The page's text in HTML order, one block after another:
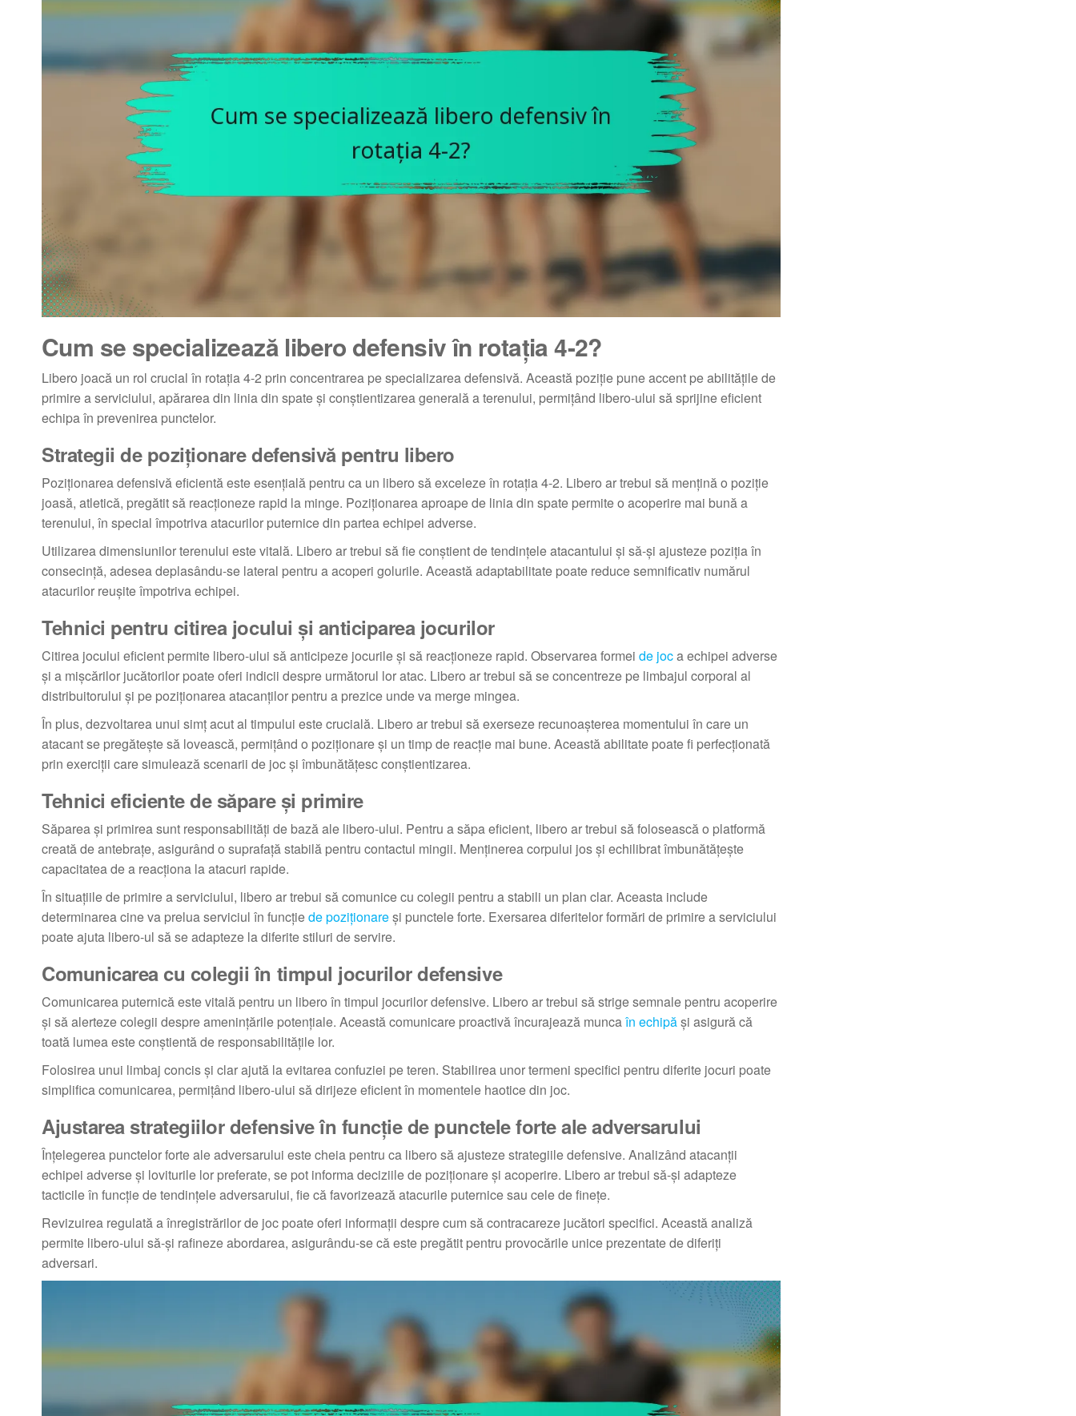
Cum se specializează libero defensiv în rotația 4-2?
Libero joacă un rol crucial în rotația 4-2 prin concentrarea pe specializarea defensivă. Această poziție pune accent pe abilitățile de
primire a serviciului, apărarea din linia din spate și conștientizarea generală a terenului, permițând libero-ului să sprijine eficient
echipa în prevenirea punctelor.
Strategii de poziționare defensivă pentru libero
Poziționarea defensivă eficientă este esențială pentru ca un libero să exceleze în rotația 4-2. Libero ar trebui să mențină o poziție
joasă, atletică, pregătit să reacționeze rapid la minge. Poziționarea aproape de linia din spate permite o acoperire mai bună a
terenului, în special împotriva atacurilor puternice din partea echipei adverse.
Utilizarea dimensiunilor terenului este vitală. Libero ar trebui să fie conștient de tendințele atacantului și să-și ajusteze poziția în
consecință, adesea deplasându-se lateral pentru a acoperi golurile. Această adaptabilitate poate reduce semnificativ numărul
atacurilor reușite împotriva echipei.
Tehnici pentru citirea jocului și anticiparea jocurilor
Citirea jocului eficient permite libero-ului să anticipeze jocurile și să reacționeze rapid. Observarea formei de joca echipei adverse
și a mișcărilor jucătorilor poate oferi indicii despre următorul lor atac. Libero ar trebui să se concentreze pe limbajul corporal al
distribuitorului și pe poziționarea atacanților pentru a prezice unde va merge mingea.
În plus, dezvoltarea unui simț acut al timpului este crucială. Libero ar trebui să exerseze recunoașterea momentului în care un
atacant se pregătește să lovească, permițând o poziționare și un timp de reacție mai bune. Această abilitate poate fi perfecționată
prin exerciții care simulează scenarii de joc și îmbunătățesc conștientizarea.
Tehnici eficiente de săpare și primire
Săparea și primirea sunt responsabilități de bază ale libero-ului. Pentru a săpa eficient, libero ar trebui să folosească o platformă
creată de antebrațe, asigurând o suprafață stabilă pentru contactul mingii. Menținerea corpului jos și echilibrat îmbunătățește
capacitatea de a reacționa la atacuri rapide.
În situațiile de primire a serviciului, libero ar trebui să comunice cu colegii pentru a stabili un plan clar. Aceasta include
determinarea cine va prelua serviciul în funcțiede poziționareși punctele forte. Exersarea diferitelor formări de primire a serviciului
poate ajuta libero-ul să se adapteze la diferite stiluri de servire.
Comunicarea cu colegii în timpul jocurilor defensive
Comunicarea puternică este vitală pentru un libero în timpul jocurilor defensive. Libero ar trebui să strige semnale pentru acoperire
și să alerteze colegii despre amenințările potențiale. Această comunicare proactivă încurajează muncaîn echipăși asigură că
toată lumea este conștientă de responsabilitățile lor.
Folosirea unui limbaj concis și clar ajută la evitarea confuziei pe teren. Stabilirea unor termeni specifici pentru diferite jocuri poate
simplifica comunicarea, permițând libero-ului să dirijeze eficient în momentele haotice din joc.
Ajustarea strategiilor defensive în funcție de punctele forte ale adversarului
Înțelegerea punctelor forte ale adversarului este cheia pentru ca libero să ajusteze strategiile defensive. Analizând atacanții
echipei adverse și loviturile lor preferate, se pot informa deciziile de poziționare și acoperire. Libero ar trebui să-și adapteze
tacticile în funcție de tendințele adversarului, fie că favorizează atacurile puternice sau cele de finețe.
Revizuirea regulată a înregistrărilor de joc poate oferi informații despre cum să contracareze jucători specifici. Această analiză
permite libero-ului să-și rafineze abordarea, asigurându-se că este pregătit pentru provocările unice prezentate de diferiți
adversari.